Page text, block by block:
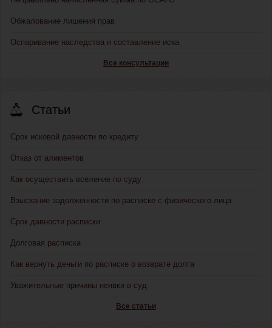
Обжалование лишения прав
Оспаривание наследства и составление иска
Все консультации
Статьи
Срок исковой давности по кредиту
Отказ от алиментов
Как осуществить вселение по суду
Взыскание задолженности по расписке с физического лица
Срок давности расписки
Долговая расписка
Как вернуть деньги по расписке о возврате долга
Уважительные причины неявки в суд
Все статьи